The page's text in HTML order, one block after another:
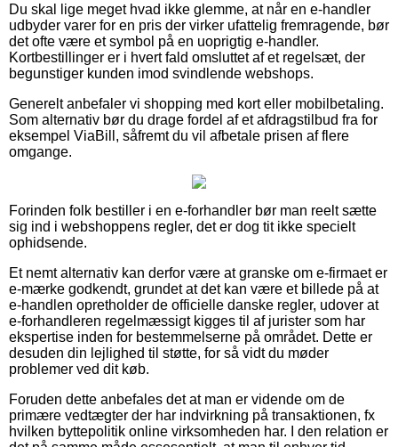
Du skal lige meget hvad ikke glemme, at når en e-handler
udbyder varer for en pris der virker ufattelig fremragende, bør
det ofte være et symbol på en uoprigtig e-handler.
Kortbestillinger er i hvert fald omsluttet af et regelsæt, der
begunstiger kunden imod svindlende webshops.
Generelt anbefaler vi shopping med kort eller mobilbetaling.
Som alternativ bør du drage fordel af et afdragstilbud fra for
eksempel ViaBill, såfremt du vil afbetale prisen af flere
omgange.
Forinden folk bestiller i en e-forhandler bør man reelt sætte
sig ind i webshoppens regler, det er dog tit ikke specielt
ophidsende.
Et nemt alternativ kan derfor være at granske om e-firmaet er
e-mærke godkendt, grundet at det kan være et billede på at
e-handlen opretholder de officielle danske regler, udover at
e-forhandleren regelmæssigt kigges til af jurister som har
ekspertise inden for bestemmelserne på området. Dette er
desuden din lejlighed til støtte, for så vidt du møder
problemer ved dit køb.
Foruden dette anbefales det at man er vidende om de
primære vedtægter der har indvirkning på transaktionen, fx
hvilken byttepolitik online virksomheden har. I den relation er